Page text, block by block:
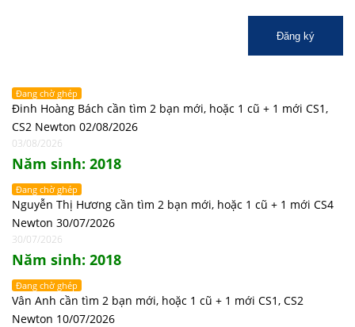
Đăng ký
Đang chờ ghép
Đinh Hoàng Bách cần tìm 2 bạn mới, hoặc 1 cũ + 1 mới CS1,
CS2 Newton 02/08/2026
03/08/2026
Năm sinh: 2018
Đang chờ ghép
Nguyễn Thị Hương cần tìm 2 bạn mới, hoặc 1 cũ + 1 mới CS4
Newton 30/07/2026
30/07/2026
Năm sinh: 2018
Đang chờ ghép
Vân Anh cần tìm 2 bạn mới, hoặc 1 cũ + 1 mới CS1, CS2
Newton 10/07/2026